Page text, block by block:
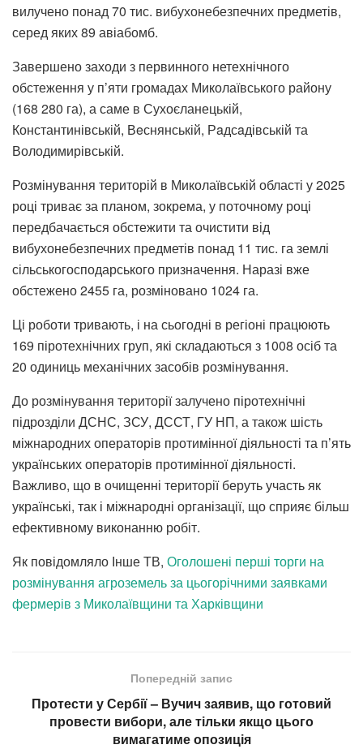
вилучено понад 70 тис. вибухонебезпечних предметів,
серед яких 89 авіабомб.
Завершено заходи з первинного нетехнічного
обстеження у п’яти громадах Миколаївського району
(168 280 га), а саме в Сухоєланецькій,
Константинівській, Вeснянській, Рaдсaдівській та
Володимирівській.
Розмінування територій в Миколаївській області у 2025
році триває за планом, зокрема, у поточному році
передбачається обстежити та очистити від
вибухонебезпечних предметів понад 11 тис. га землі
сільськогосподарського призначення. Наразі вже
обстежено 2455 га, розміновано 1024 га.
Ці роботи тривають, і на сьогодні в регіоні працюють
169 піротехнічних груп, які складаються з 1008 осіб та
20 одиниць механічних засобів розмінування.
До розмінування території залучено піротехнічні
підрозділи ДСНС, ЗСУ, ДССТ, ГУ НП, а також шість
міжнародних операторів протимінної діяльності та п’ять
українських операторів протимінної діяльності.
Важливо, що в очищенні території беруть участь як
українські, так і міжнародні організації, що сприяє більш
ефективному виконанню робіт.
Як повідомляло Інше ТВ, Оголошені перші торги на
розмінування агроземель за цьогорічними заявками
фермерів з Миколаївщини та Харківщини
Попередній запис
Протести у Сербії – Вучич заявив, що готовий
провести вибори, але тільки якщо цього
вимагатиме опозиція